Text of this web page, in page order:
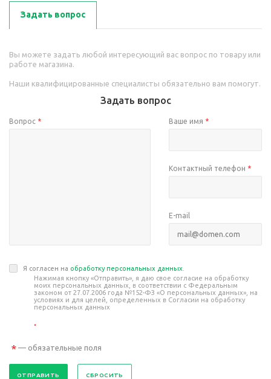
Задать вопрос
Вы можете задать любой интересующий вас вопрос по товару или
работе магазина.
Наши квалифицированные специалисты обязательно вам помогут.
Задать вопрос
Вопрос * Ваше имя *
Контактный телефон *
E-mail
Я согласен на обработку персональных данных
Нажимая кнопку «Отправить», я даю свое согласие на обработку
моих персональных данных, в соответствии с Федеральным
законом от 27.07.2006 года №152-ФЗ «О персональных данных», на
условиях и для целей, определенных в Согласии на обработку
персональных данных
*
* — обязательные поля
СБРОСИТЬ